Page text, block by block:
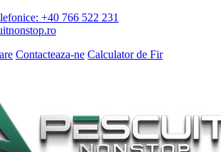
+40 766 522 231
Contacteaza-ne Calculator de Fir